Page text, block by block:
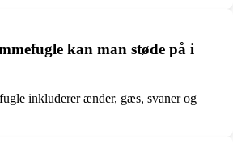
kan man støde på i
inkluderer ænder, gæs, svaner og